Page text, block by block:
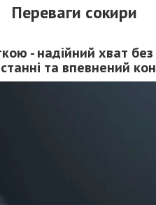
Переваги сокири
- надійний хват
та впевнений